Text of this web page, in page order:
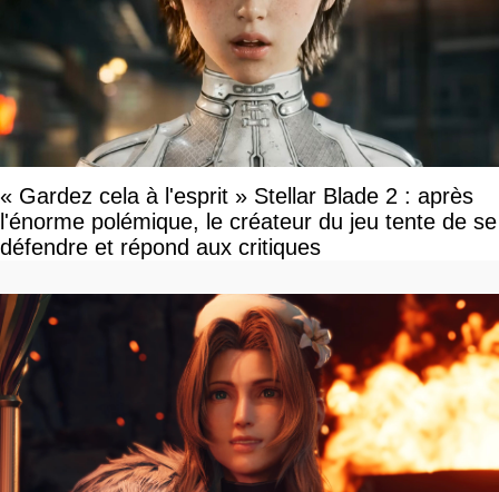
« Gardez cela à l'esprit » Stellar Blade 2 : après
l'énorme polémique, le créateur du jeu tente de se
défendre et répond aux critiques